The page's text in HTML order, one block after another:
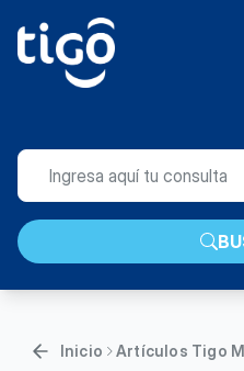
Inicio Artículos Tigo